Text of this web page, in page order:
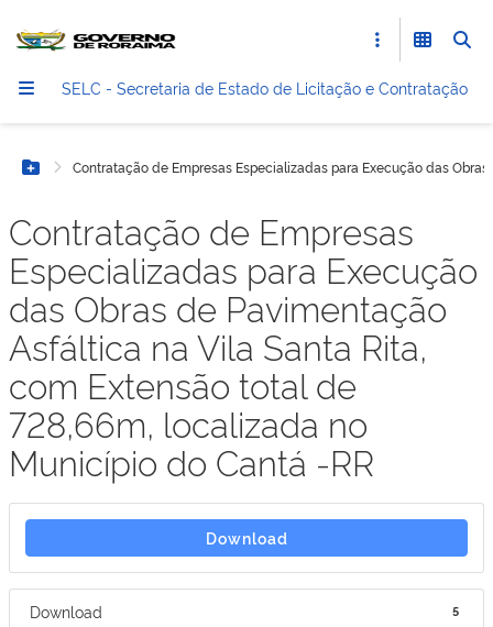
SELC - Secretaria de Estado de Licitação e Contratação
Botão Menu
Contratação de Empresas Especializadas para Execução das
Contratação de Empresas
Especializadas para Execução
das Obras de Pavimentação
Asfáltica na Vila Santa Rita,
com Extensão total de
728,66m, localizada no
Município do Cantá -RR
Download
Download 5